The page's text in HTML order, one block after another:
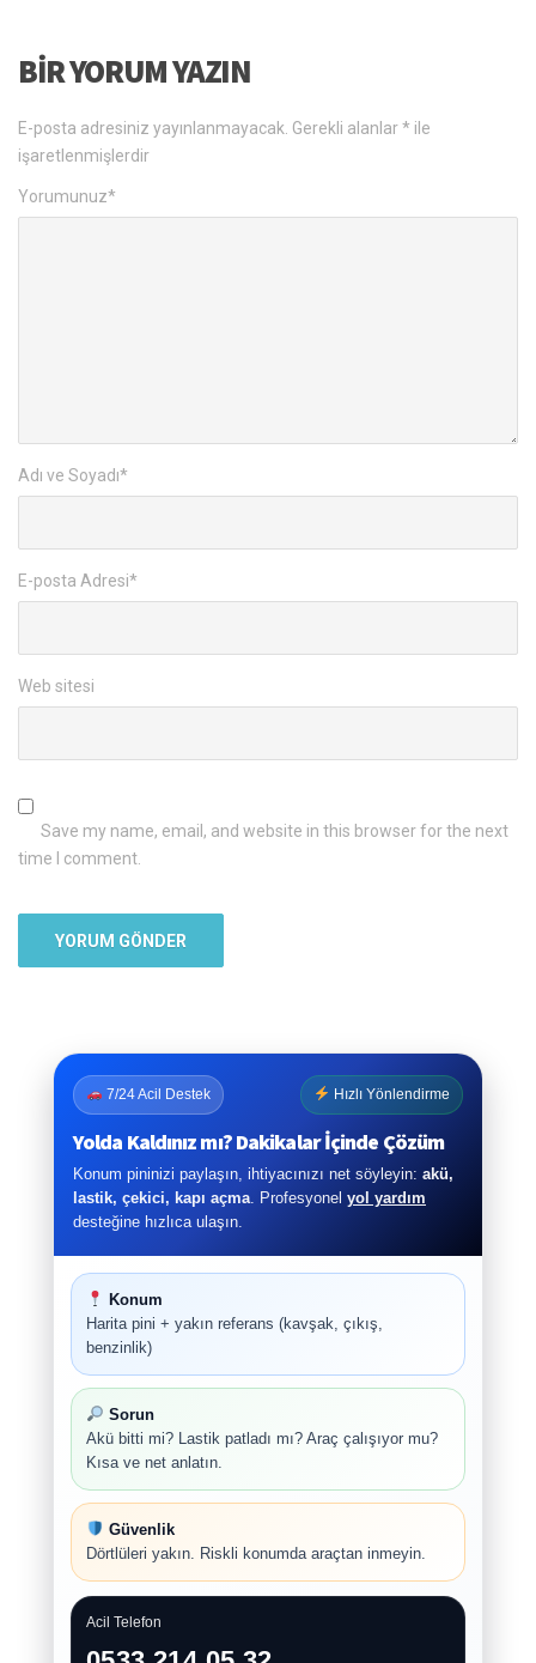
BIR YORUM YAZIN
E-posta adresiniz yayınlanmayacak. Gerekli alanlar* ile
işaretlenmişlerdir
Yorumunuz*
Adı ve Soyadı*
E-posta Adresi*
Web sitesi
Save my name, email, and website in this browser for the next
time I comment.
7/24 Acil Destek Hızlı Yönlendirme
Yolda Kaldınız mı? Dakikalar İçinde Çözüm
Konum pininizi paylaşın, ihtiyacınızı net söyleyin: akü,
lastik, çekici, kapı açma . Profesyonel yol yardım
desteğine hızlıca ulaşın.
Konum
Harita pini + yakın referans (kavşak, çıkış,
benzinlik)
Sorun
Akü bitti mi? Lastik patladı mı? Araç çalışıyor mu?
Kısa ve net anlatın.
Güvenlik
Dörtlüleri yakın. Riskli konumda araçtan inmeyin.
Acil Telefon